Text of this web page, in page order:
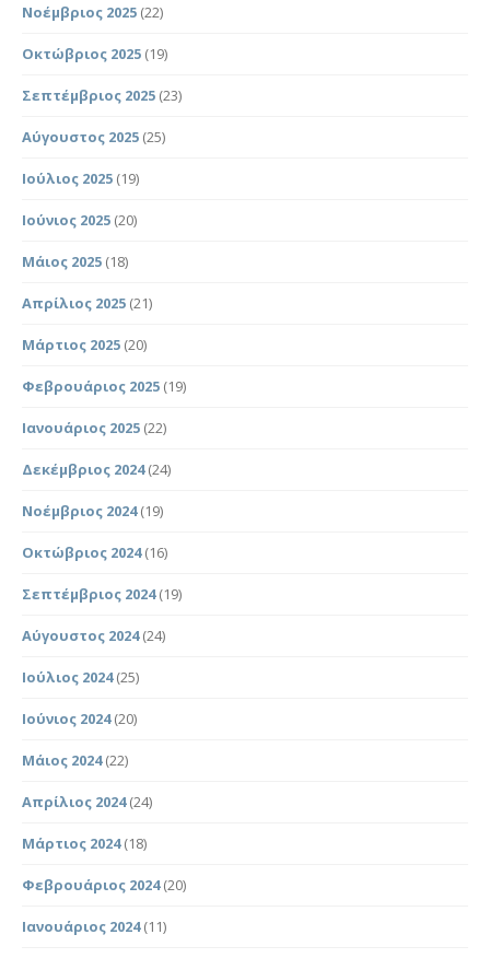
Νοέμβριος 2025 (22)
Οκτώβριος 2025 (19)
Σεπτέμβριος 2025 (23)
Αύγουστος 2025 (25)
Ιούλιος 2025 (19)
Ιούνιος 2025 (20)
Μάιος 2025 (18)
Απρίλιος 2025 (21)
Μάρτιος 2025 (20)
Φεβρουάριος 2025 (19)
Ιανουάριος 2025 (22)
Δεκέμβριος 2024(24)
Νοέμβριος 2024(19)
Οκτώβριος 2024(16)
Σεπτέμβριος 2024(19)
Αύγουστος 2024(24)
Ιούλιος 2024(25)
Ιούνιος 2024(20)
Μάιος 2024(22)
Απρίλιος 2024(24)
Μάρτιος 2024(18)
Φεβρουάριος 2024(20)
Ιανουάριος 2024(11)